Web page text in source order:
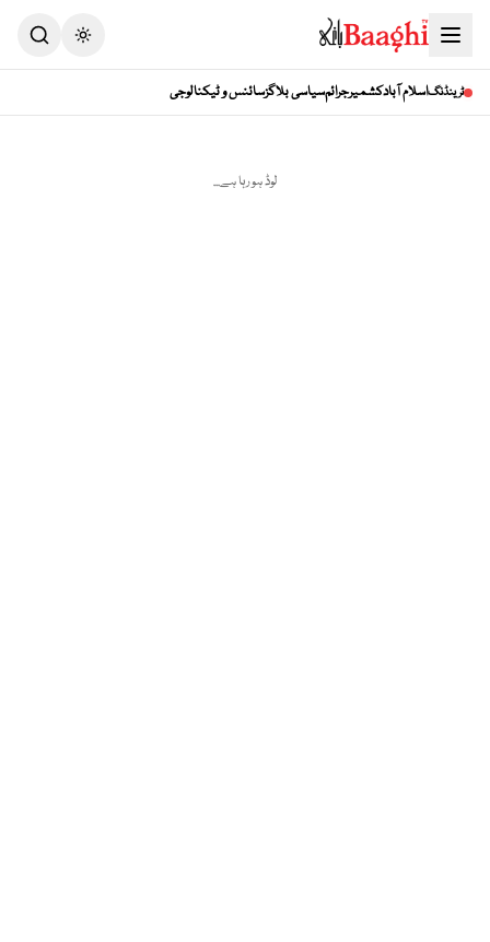
Toggle theme
ٹرینڈنگاسلام آبادکشمیرجرائمسیاسی بلاگزسائنس و ٹیکنالوجی
لوڈ ہو رہا ہے...